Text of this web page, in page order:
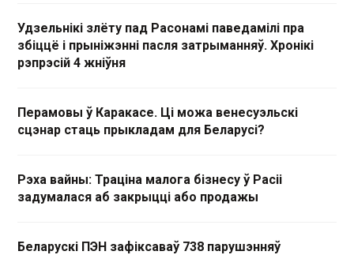
Удзельнікі злёту пад Расонамі паведамілі пра
збіццё і прыніжэнні пасля затрыманняў. Хронікі
рэпрэсій 4 жніўня
Перамовы ў Каракасе. Ці можа венесуэльскі
сцэнар стаць прыкладам для Беларусі?
Рэха вайны: Траціна малога бізнесу ў Расіі
задумалася аб закрыцці або продажы
Беларускі ПЭН зафіксаваў 738 парушэнняў